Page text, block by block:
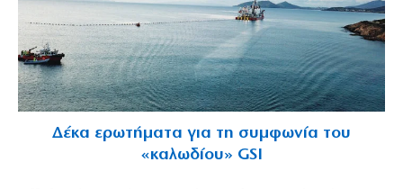
Δέκα ερωτήματα για τη συμφωνία του
«καλωδίου» GSI